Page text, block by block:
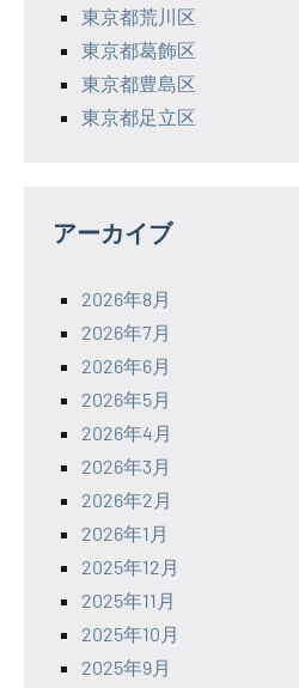
東京都荒川区
東京都葛飾区
東京都豊島区
東京都足立区
アーカイブ
2026年8月
2026年7月
2026年6月
2026年5月
2026年4月
2026年3月
2026年2月
2026年1月
2025年12月
2025年11月
2025年10月
2025年9月